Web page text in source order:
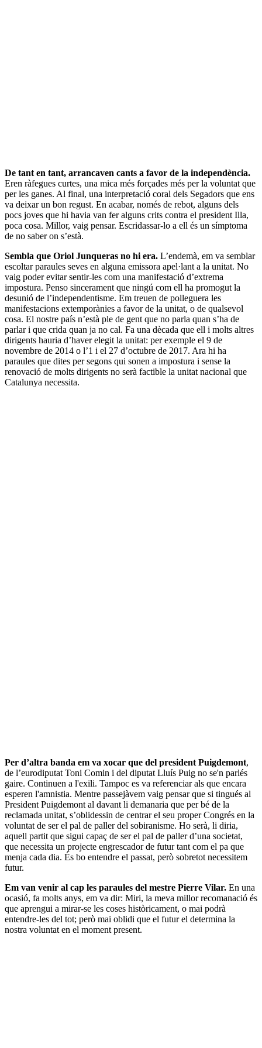
De tant en tant, arrancaven cants a favor de la independència.
Eren ràfegues curtes, una mica més forçades més per la voluntat que
per les ganes. Al final, una interpretació coral dels Segadors que ens
va deixar un bon regust. En acabar, només de rebot, alguns dels
pocs joves que hi havia van fer alguns crits contra el president Illa,
poca cosa. Millor, vaig pensar. Escridassar-lo a ell és un símptoma
de no saber on s’està.
Sembla que Oriol Junqueras no hi era. L’endemà, em va semblar
escoltar paraules seves en alguna emissora apel·lant a la unitat. No
vaig poder evitar sentir-les com una manifestació d’extrema
impostura. Penso sincerament que ningú com ell ha promogut la
desunió de l’independentisme. Em treuen de polleguera les
manifestacions extemporànies a favor de la unitat, o de qualsevol
cosa. El nostre país n’està ple de gent que no parla quan s’ha de
parlar i que crida quan ja no cal. Fa una dècada que ell i molts altres
dirigents hauria d’haver elegit la unitat: per exemple el 9 de
novembre de 2014 o l’1 i el 27 d’octubre de 2017. Ara hi ha
paraules que dites per segons qui sonen a impostura i sense la
renovació de molts dirigents no serà factible la unitat nacional que
Catalunya necessita.
Per d’altra banda em va xocar que del president Puigdemont,
de l’eurodiputat Toni Comin i del diputat Lluís Puig no se'n parlés
gaire. Continuen a l'exili. Tampoc es va referenciar als que encara
esperen l'amnistia. Mentre passejàvem vaig pensar que si tingués al
President Puigdemont al davant li demanaria que per bé de la
reclamada unitat, s’oblidessin de centrar el seu proper Congrés en la
voluntat de ser el pal de paller del sobiranisme. Ho serà, li diria,
aquell partit que sigui capaç de ser el pal de paller d’una societat,
que necessita un projecte engrescador de futur tant com el pa que
menja cada dia. És bo entendre el passat, però sobretot necessitem
futur.
Em van venir al cap les paraules del mestre Pierre Vilar. En una
ocasió, fa molts anys, em va dir: Miri, la meva millor recomanació és
que aprengui a mirar-se les coses històricament, o mai podrà
entendre-les del tot; però mai oblidi que el futur el determina la
nostra voluntat en el moment present.